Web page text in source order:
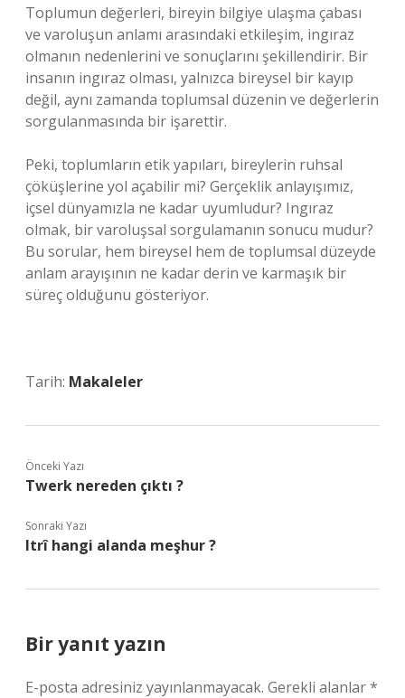
Toplumun değerleri, bireyin bilgiye ulaşma çabası
ve varoluşun anlamı arasındaki etkileşim, ingıraz
olmanın nedenlerini ve sonuçlarını şekillendirir. Bir
insanın ingıraz olması, yalnızca bireysel bir kayıp
değil, aynı zamanda toplumsal düzenin ve değerlerin
sorgulanmasında bir işarettir.
Peki, toplumların etik yapıları, bireylerin ruhsal
çöküşlerine yol açabilir mi? Gerçeklik anlayışımız,
içsel dünyamızla ne kadar uyumludur? Ingıraz
olmak, bir varoluşsal sorgulamanın sonucu mudur?
Bu sorular, hem bireysel hem de toplumsal düzeyde
anlam arayışının ne kadar derin ve karmaşık bir
süreç olduğunu gösteriyor.
Tarih: Makaleler
Önceki Yazı
Twerk nereden çıktı ?
Sonraki Yazı
Itrî hangi alanda meşhur ?
Bir yanıt yazın
E-posta adresiniz yayınlanmayacak. Gerekli alanlar*